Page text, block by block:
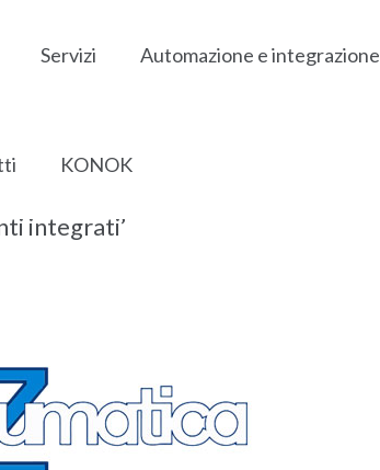
Servizi Automazione e integrazione
KONOK
integrati’